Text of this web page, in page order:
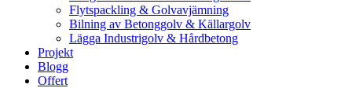
Flytspackling & Golvavjämning
Bilning av Betonggolv & Källargolv
Lägga Industrigolv & Hårdbetong
Projekt
Blogg
Offert